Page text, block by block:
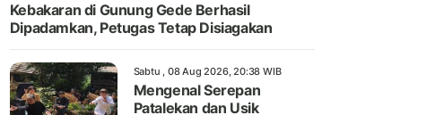
Kebakaran di Gunung Gede Berhasil
Dipadamkan, Petugas Tetap Disiagakan
Sabtu , 08 Aug 2026, 20:38 WIB
Mengenal Serepan
Patalekan dan Usik